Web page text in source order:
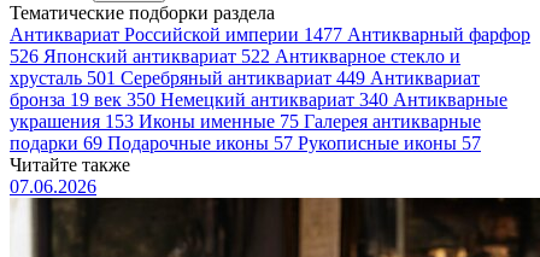
Тематические подборки раздела
Антиквариат Российской империи 1477 Антикварный фарфор
526 Японский антиквариат 522 Антикварное стекло и
хрусталь 501 Серебряный антиквариат 449 Антиквариат
бронза 19 век 350 Немецкий антиквариат 340 Антикварные
украшения 153 Иконы именные 75 Галерея антикварные
подарки 69 Подарочные иконы 57 Рукописные иконы 57
Читайте также
07.06.2026